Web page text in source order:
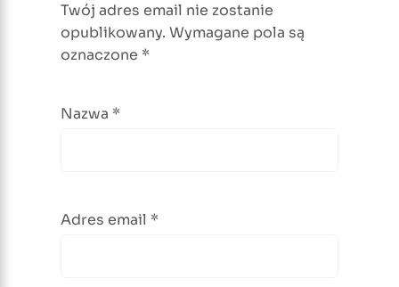
Twój adres email nie zostanie
opublikowany. Wymagane pola są
oznaczone *
Nazwa *
Adres email *